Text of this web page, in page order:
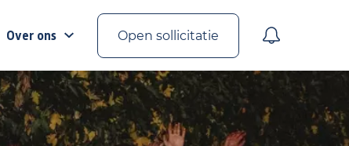
Over ons Open sollicitatie